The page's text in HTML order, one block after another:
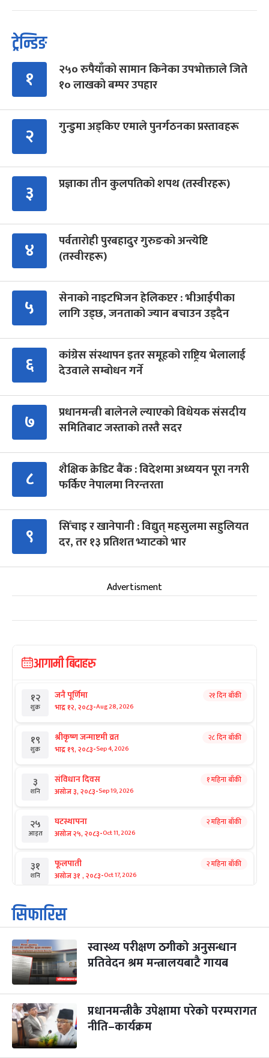
ट्रेन्डिङ
१
२५० रुपैयाँको सामान किनेका उपभोक्ताले जिते
१० लाखको बम्पर उपहार
२ गुन्डुमा अड्किए एमाले पुनर्गठनका प्रस्तावहरू
३ प्रज्ञाका तीन कुलपतिको शपथ (तस्वीरहरू)
४
पर्वतारोही पुरबहादुर गुरुङको अन्त्येष्टि
(तस्वीरहरू)
५
सेनाको नाइटभिजन हेलिकप्टर : भीआईपीका
लागि उड्छ, जनताको ज्यान बचाउन उड्दैन
६
कांग्रेस संस्थापन इतर समूहको राष्ट्रिय भेलालाई
देउवाले सम्बोधन गर्ने
७
प्रधानमन्त्री बालेनले ल्याएको विधेयक संसदीय
समितिबाट जस्ताको तस्तै सदर
८
शैक्षिक क्रेडिट बैंक : विदेशमा अध्ययन पूरा नगरी
फर्किए नेपालमा निरन्तरता
९
सिँचाइ र खानेपानी : विद्युत् महसुलमा सहुलियत
दर, तर १३ प्रतिशत भ्याटको भार
Advertisment
आगामी बिदाहरु
१२
शुक्र
जनै पूर्णिमा
भाद्र १२, २०८३-Aug 28, 2026
२१ दिन बाँकी
१९
शुक्र
श्रीकृष्ण जन्माष्टमी व्रत
भाद्र १९, २०८३-Sep 4, 2026
२८ दिन बाँकी
३
शनि
संविधान दिवस
असोज ३, २०८३-Sep 19, 2026
१ महिना बाँकी
२५
आइत
घटस्थापना
असोज २५, २०८३-Oct 11, 2026
२ महिना बाँकी
३१
शनि
फूलपाती
असोज ३१ , २०८३-Oct 17, 2026
२ महिना बाँकी
१
आइत
कार्तिक सङ्क्रान्ति
कार्तिक १, २०८३
३
मंगल
महानवमी
कार्तिक ३, २०८३-Oct 20, 2026
२ महिना बाँकी
४
बुध कार्तिक ४, २०८३ Oct 21, 2026
५
बिहि
पापा‌ङ्कुशा एकादशी व्रत
कार्तिक ५, २०८३
सिफारिस
स्वास्थ्य परीक्षण ठगीको अनुसन्धान
प्रतिवेदन श्रम मन्त्रालयबाटै गायब
प्रधानमन्त्रीकै उपेक्षामा परेको परम्परागत
नीति–कार्यक्रम